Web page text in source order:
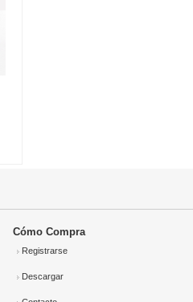
Cómo Compra
Registrarse
Descargar